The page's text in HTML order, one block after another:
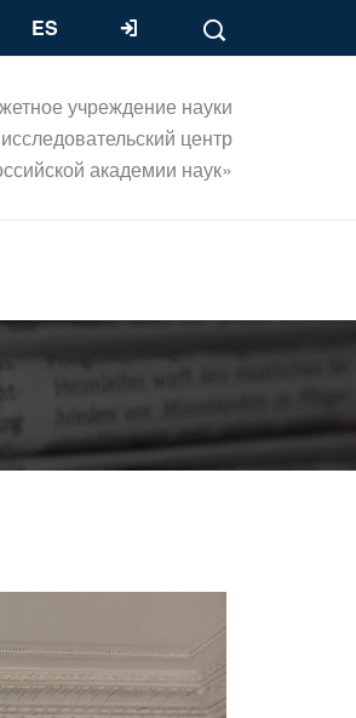
ES
учреждение науки
центр
академии наук»